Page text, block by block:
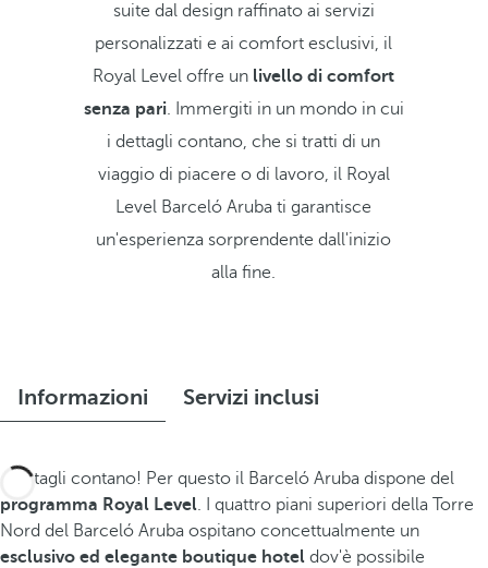
suite dal design raffinato ai servizi
personalizzati e ai comfort esclusivi, il
Royal Level offre un livello di comfort
senza pari. Immergiti in un mondo in cui
i dettagli contano, che si tratti di un
viaggio di piacere o di lavoro, il Royal
Level Barceló Aruba ti garantisce
un'esperienza sorprendente dall'inizio
alla fine.
Informazioni Servizi inclusi
I dettagli contano! Per questo il Barceló Aruba dispone del
programma Royal Level. I quattro piani superiori della Torre
Nord del Barceló Aruba ospitano concettualmente un
esclusivo ed elegante boutique hotel dov'è possibile